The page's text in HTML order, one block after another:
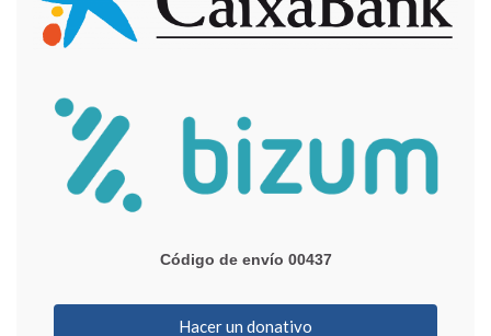
Código de envío 00437
Hacer un donativo